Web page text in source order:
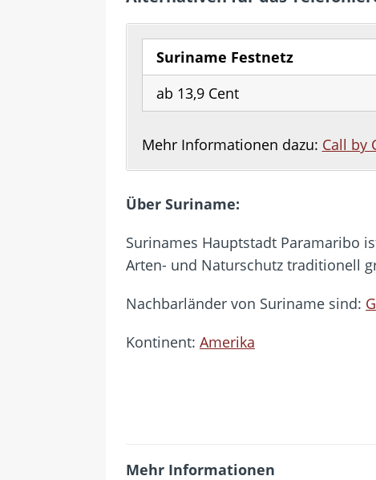
Suriname Festnetz
ab 13,9 Cent
Mehr Informationen dazu: Call by
Über Suriname:
Surinames Hauptstadt Paramaribo
Arten- und Naturschutz traditionell
Nachbarländer von Suriname sind:
Kontinent: Amerika
Mehr Informationen